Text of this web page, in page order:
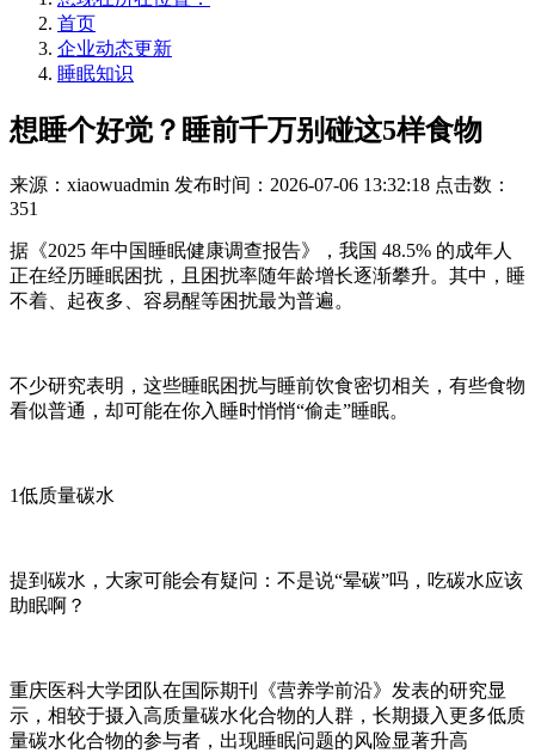
首页
企业动态更新
睡眠知识
想睡个好觉？睡前千万别碰这5样食物
来源：xiaowuadmin 发布时间：2026-07-06 13:32:18 点击数：
351
据《2025 年中国睡眠健康调查报告》，我国 48.5% 的成年人
正在经历睡眠困扰，且困扰率随年龄增长逐渐攀升。其中，睡
不着、起夜多、容易醒等困扰最为普遍。
不少研究表明，这些睡眠困扰与睡前饮食密切相关，有些食物
看似普通，却可能在你入睡时悄悄“偷走”睡眠。
1低质量碳水
提到碳水，大家可能会有疑问：不是说“晕碳”吗，吃碳水应该
助眠啊？
重庆医科大学团队在国际期刊《营养学前沿》发表的研究显
示，相较于摄入高质量碳水化合物的人群，长期摄入更多低质
量碳水化合物的参与者，出现睡眠问题的风险显著升高